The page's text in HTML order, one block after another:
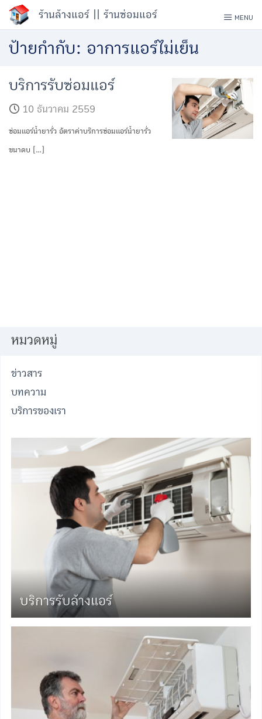
Skip
to
content
ร้านล้างแอร์ || ร้านซ่อมแอร์ MENU
ป้ายกำกับ: อาการแอร์ไม่เย็น
บริการรับซ่อมแอร์
10 ธันวาคม 2559
ซ่อมแอร์น้ำยารั่ว อัตราค่าบริการซ่อมแอร์น้ำยารั่ว
ขนาดบ […]
หมวดหมู่
ข่าวสาร
บทความ
บริการของเรา
บริการรับล้างแอร์